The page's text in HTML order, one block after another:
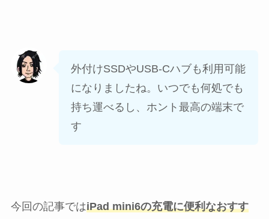
外付けSSDやUSB-Cハブも利用可能
になりましたね。いつでも何処でも
持ち運べるし、ホント最高の端末で
す
今回の記事ではiPad mini6の充電に便利なおすす